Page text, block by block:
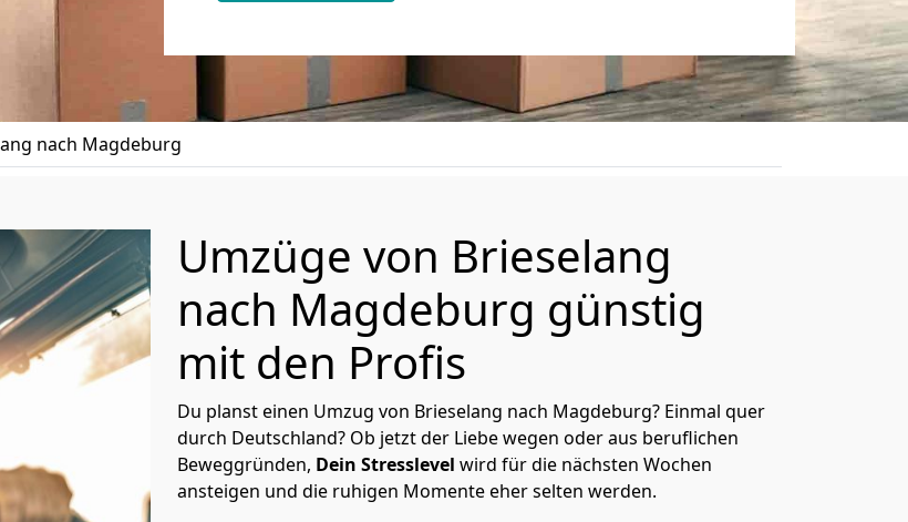
nach Magdeburg
Umzüge von Brieselang
nach Magdeburg günstig
mit den Profis
Du planst einen Umzug von Brieselang nach Magdeburg? Einmal quer
durch Deutschland? Ob jetzt der Liebe wegen oder aus beruflichen
Beweggründen, Dein Stresslevel wird für die nächsten Wochen
ansteigen und die ruhigen Momente eher selten werden.